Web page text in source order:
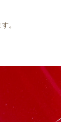
。